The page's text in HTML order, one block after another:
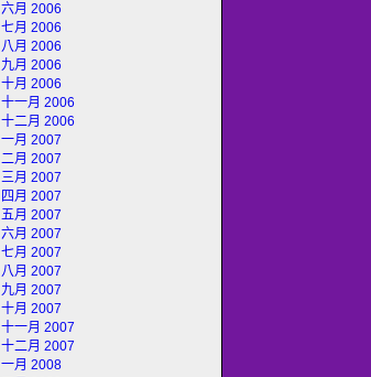
六月 2006
七月 2006
八月 2006
九月 2006
十月 2006
十一月 2006
十二月 2006
一月 2007
二月 2007
三月 2007
四月 2007
五月 2007
六月 2007
七月 2007
八月 2007
九月 2007
十月 2007
十一月 2007
十二月 2007
一月 2008